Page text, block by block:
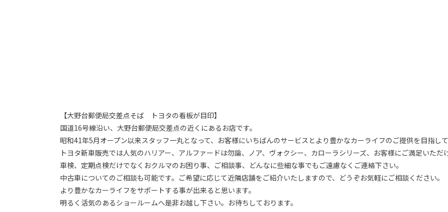
【大野台郵便局交差点そば トヨタの看板が目印】
国道16号線沿い、大野台郵便局交差点の近くにあるお店です。
昭和41年5月オープン以来スタッフ一丸となって、お客様にいちばんのサービスとより豊かなカーライフのご提供を目指し
トヨタ新車販売では人気のハリアー、アルファードは勿論、ノア、ヴォクシー、カローラシリーズ、お客様にご満足いた
車検、定期点検だけでなくおクルマのお困り事、ご相談事、どんなに些細な事でもご遠慮なくご連絡下さい。
中古車についてのご相談も可能です。ご希望に応じて近隣店舗をご紹介いたしますので、どうぞお気軽にご相談ください。
より豊かなカーライフをサポートする事が出来ると思います。
明るく活気のあるショールームへ是非お越し下さい。お待ちしております。